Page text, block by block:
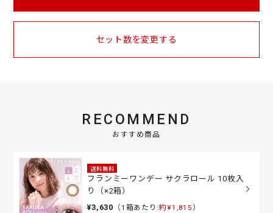
セット数を変更する
RECOMMEND
おすすめ商品
送料無料
フランミーワンデー サクラロール 10枚入
り（×2箱）
¥3,630 （1箱あたり:約¥1,815 ）